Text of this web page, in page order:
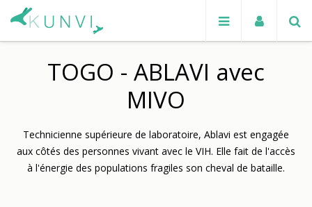
TOGO - ABLAVI avec
MIVO
Technicienne supérieure de laboratoire, Ablavi est engagée
aux côtés des personnes vivant avec le VIH. Elle fait de l'accès
à l'énergie des populations fragiles son cheval de bataille.